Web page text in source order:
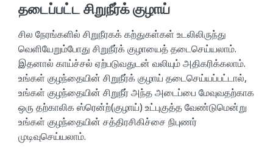
தடைப்பட்ட சிறுநீர்க் குழாய்
சில நேரங்களில் சிறுநீரகக் கற்துகள்கள் உடலிலிருந்து
வெளியேறும்போது சிறுநீர்க் குழாயைத் தடைசெய்யலாம்.
இதனால் காய்ச்சல் ஏற்படுவதுடன் வலியும் அதிகரிக்கலாம்.
உங்கள் குழந்தையின் சிறுநீர்க் குழாய் தடைசெய்யப்பட்டால்,
உங்கள் குழந்தையின் சிறுநீர் அந்த அடைப்பை மேவுவதற்காக
ஒரு தற்காலிக ஸ்ரென்ற்(குழாய்) உட்புகுத்த வேண்டுமென்று
உங்கள் குழந்தையின் சத்திரசிகிச்சை நிபுணர்
முடிவுசெய்யலாம்.